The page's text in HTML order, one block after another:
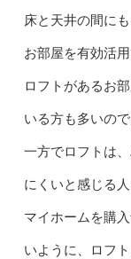
床と天井の間に
お部屋を有効活
ロフトがあるお
いる方も多いの
一方でロフトは
にくいと感じる
マイホームを購
いように、ロフ